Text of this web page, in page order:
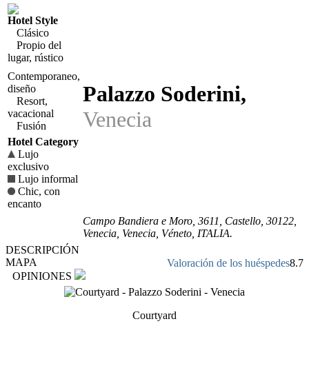
Hotel Style
Clásico
Propio del
lugar, rústico
Contemporaneo,
diseño
Resort,
vacacional
Fusión
Hotel Category
Lujo
exclusivo
Lujo informal
Chic, con
encanto
Palazzo Soderini,
Venecia
Campo Bandiera e Moro, 3611 , Castello, 30122
Venecia, Venecia Véneto ITALIA.
Valoración de los huéspedes8.7
DESCRIPCIÓN
MAPA
OPINIONES
Courtyard